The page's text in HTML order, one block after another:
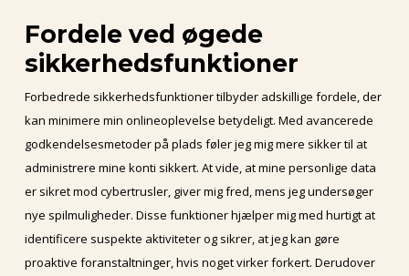
Fordele ved øgede
sikkerhedsfunktioner
Forbedrede sikkerhedsfunktioner tilbyder adskillige fordele, der
kan minimere min onlineoplevelse betydeligt. Med avancerede
godkendelsesmetoder på plads føler jeg mig mere sikker til at
administrere mine konti sikkert. At vide, at mine personlige data
er sikret mod cybertrusler, giver mig fred, mens jeg undersøger
nye spilmuligheder. Disse funktioner hjælper mig med hurtigt at
identificere suspekte aktiviteter og sikrer, at jeg kan gøre
proaktive foranstaltninger, hvis noget virker forkert. Derudover